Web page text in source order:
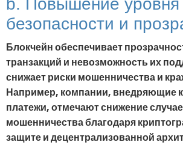
b. Повышение уровня
безопасности и
Блокчейн обеспечивает
транзакций и невозможность их
снижает риски мошенничества и
Например, компании, внедряющие
платежи, отмечают снижение
мошенничества благодаря
защите и децентрализованной